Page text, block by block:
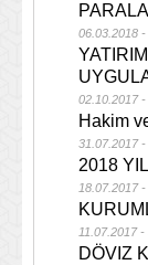
06.03.2018
02.10.2017
Hakim
31.07.2017
2018
18.07.2017
11.07.2017
DÖVIZ